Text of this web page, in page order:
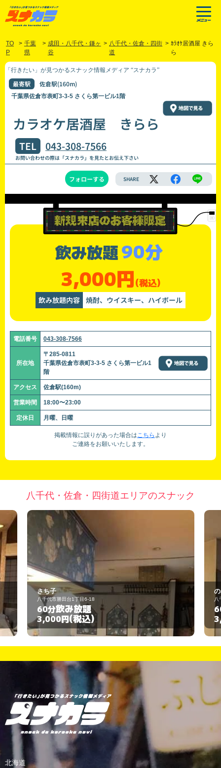
TO
P
> 千葉
県
> 成田・八千代・鎌ヶ
谷
> 八千代・佐倉・四街
道
> ｶﾗｵｹ居酒屋 きら
ら
「行きたい」が見つかるスナック情報メディア “スナカラ”
最寄駅 佐倉駅(160m)
千葉県佐倉市表町3-3-5 さくら第一ビル1階
カラオケ居酒屋 きらら
TEL 043-308-7566
お問い合わせの際は「スナカラ」を見たとお伝え下さい
フォローする SHARE
飲み放題90分
3,000円(税込)
飲み放題内容 焼酎、ウイスキー、ハイボール
電話番号 043-308-7566
所在地
〒285-0811
千葉県佐倉市表町3-3-5 さくら第一ビル1
階
アクセス 佐倉駅(160m)
営業時間 18:00〜23:00
定休日 月曜、日曜
掲載情報に誤りがあった場合はこちら より
ご連絡をお願いいたします。
八千代・佐倉・四街道エリアのスナック
勝田台1丁目6-18
飲み放題
円 (税込)
のみ処 糸
八千代市八千代台南1-4-10
60分 飲み放題
3,000円 (税込)
北海道